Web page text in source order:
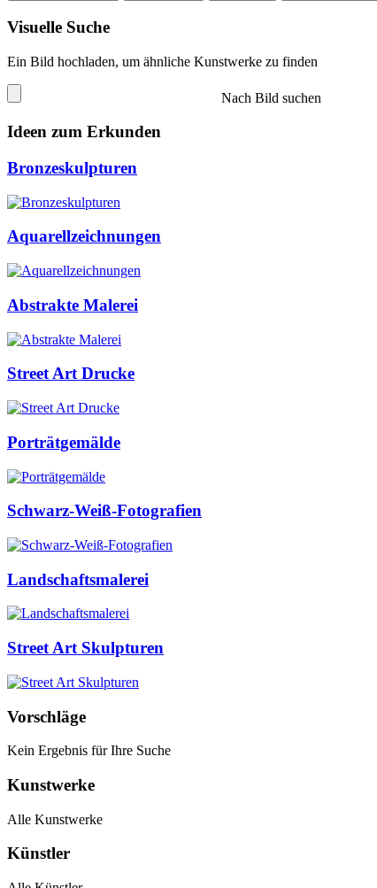
Visuelle Suche
Ein Bild hochladen, um ähnliche Kunstwerke zu finden
Nach Bild suchen
Ideen zum Erkunden
Bronzeskulpturen
Aquarellzeichnungen
Abstrakte Malerei
Street Art Drucke
Porträtgemälde
Schwarz-Weiß-Fotografien
Landschaftsmalerei
Street Art Skulpturen
Vorschläge
Kein Ergebnis für Ihre Suche
Kunstwerke
Alle Kunstwerke
Künstler